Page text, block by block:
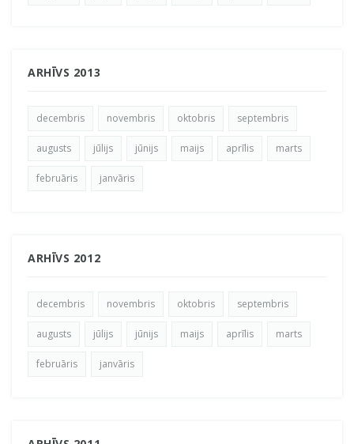
ARHĪVS 2013
decembris novembris oktobris septembris
augusts jūlijs jūnijs maijs aprīlis marts
februāris janvāris
ARHĪVS 2012
decembris novembris oktobris septembris
augusts jūlijs jūnijs maijs aprīlis marts
februāris janvāris